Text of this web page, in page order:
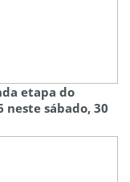
etapa do
neste sábado, 30